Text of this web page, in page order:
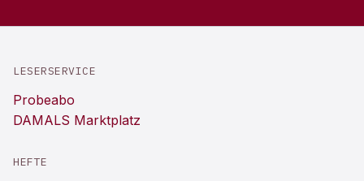
LESERSERVICE
Probeabo
DAMALS Marktplatz
HEFTE